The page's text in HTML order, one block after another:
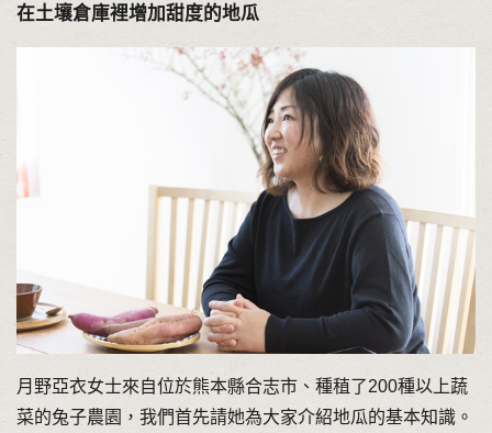
在土壤倉庫裡增加甜度的地瓜
月野亞衣女士來自位於熊本縣合志市、種稙了200種以上蔬
菜的兔子農園，我們首先請她為大家介紹地瓜的基本知識。